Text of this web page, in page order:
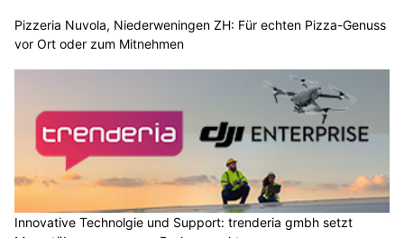
Pizzeria Nuvola, Niederweningen ZH: Für echten Pizza-Genuss
vor Ort oder zum Mitnehmen
Innovative Technolgie und Support: trenderia gmbh setzt